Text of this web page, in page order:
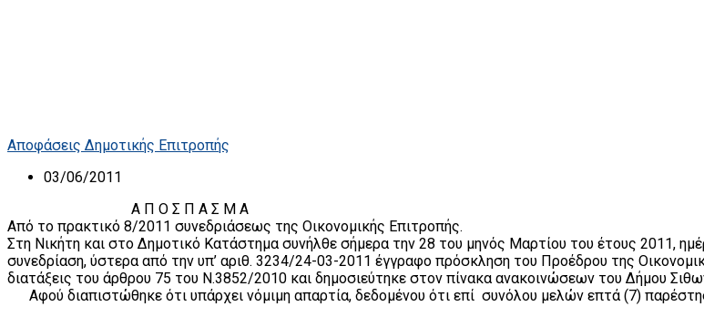
Αποφάσεις Δημοτικής Επιτροπής
03/06/2011
A Π Ο Σ Π Α Σ Μ Α
Από το πρακτικό 8/2011 συνεδριάσεως της Οικονομικής Επιτροπής.
Στη Νικήτη και στο Δημοτικό Κατάστημα συνήλθε σήμερα την 28 του μηνός Μαρτίου του έτους 2011,
συνεδρίαση, ύστερα από την υπ’ αριθ. 3234/24-03-2011 έγγραφο πρόσκληση του Προέδρου της
διατάξεις του άρθρου 75 του Ν.3852/2010 και δημοσιεύτηκε στον πίνακα ανακοινώσεων του Δήμου
Αφού διαπιστώθηκε ότι υπάρχει νόμιμη απαρτία, δεδομένου ότι επί συνόλου μελών επτά (7)